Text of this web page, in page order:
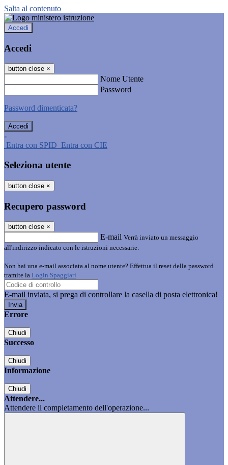
Salta al contenuto
Accedi
Accedi
button close ×
Nome Utente
Password
Password dimenticata?
-
Entra con SPID Entra con CIE
Seleziona utente
button close ×
Recupero password
button close ×
E-mail Verrà inviato un messaggio
all'indirizzo indicato con le istruzioni necessarie.
Non hai una e-mail associata al nome utente? Effettua il reset della password
tramite la Login Spaggiari
E-mail inviata, si prega di controllare la casella di posta elettronica!
Errore
Chiudi
Successo
Chiudi
Informazione
Chiudi
Attendere...
Attendere il completamento dell'operazione...